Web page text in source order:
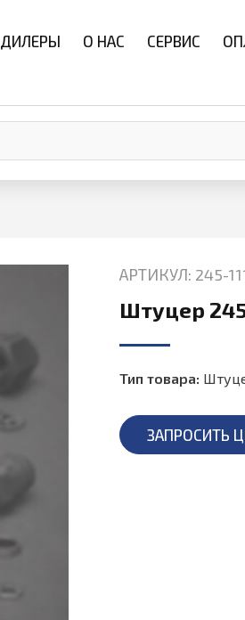
ДИЛЕРЫ О НАС СЕРВИС
АРТИКУЛ: 245-
Штуцер
Тип товара:
ЗАПРОСИТЬ